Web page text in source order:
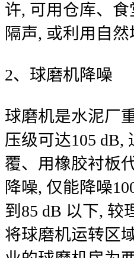
许, 可用仓库、
隔声, 或利用自然
2、球磨机降噪
球磨机是水泥厂
压级可达105 dB,
覆、用橡胶衬板
降噪, 仅能降噪
到85 dB 以下, 较
将球磨机运转区